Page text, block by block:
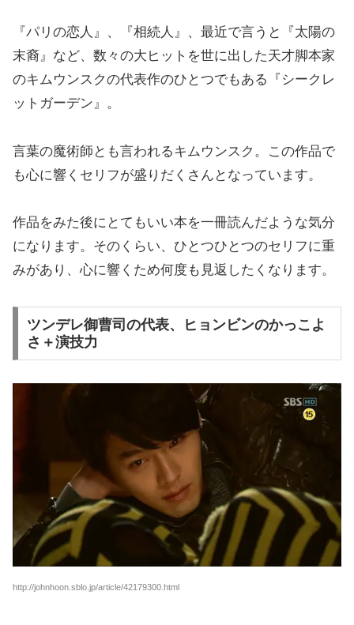
『パリの恋人』、『相続人』、最近で言うと『太陽の
末裔』など、数々の大ヒットを世に出した天才脚本家
のキムウンスクの代表作のひとつでもある『シークレ
ットガーデン』。
言葉の魔術師とも言われるキムウンスク。この作品で
も心に響くセリフが盛りだくさんとなっています。
作品をみた後にとてもいい本を一冊読んだような気分
になります。そのくらい、ひとつひとつのセリフに重
みがあり、心に響くため何度も見返したくなります。
ツンデレ御曹司の代表、ヒョンビンのかっこよ
さ＋演技力
http://johnhoon.sblo.jp/article/42179300.html